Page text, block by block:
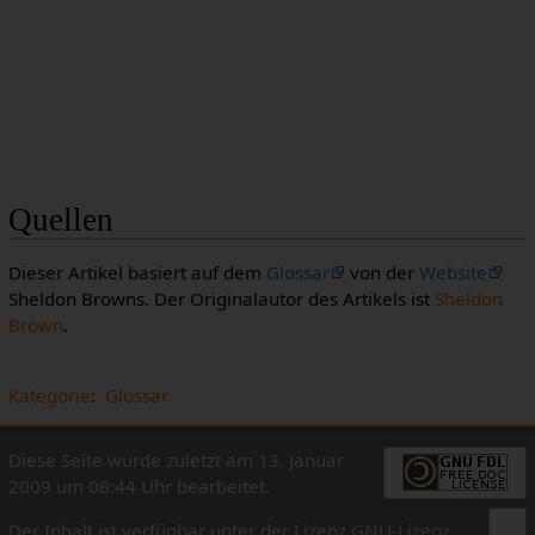
Quellen
Dieser Artikel basiert auf dem Glossar von der Website
Sheldon Browns. Der Originalautor des Artikels ist Sheldon
Brown.
Kategorie: Glossar
Diese Seite wurde zuletzt am 13. Januar
2009 um 08:44 Uhr bearbeitet.
Der Inhalt ist verfügbar unter der Lizenz GNU-Lizenz